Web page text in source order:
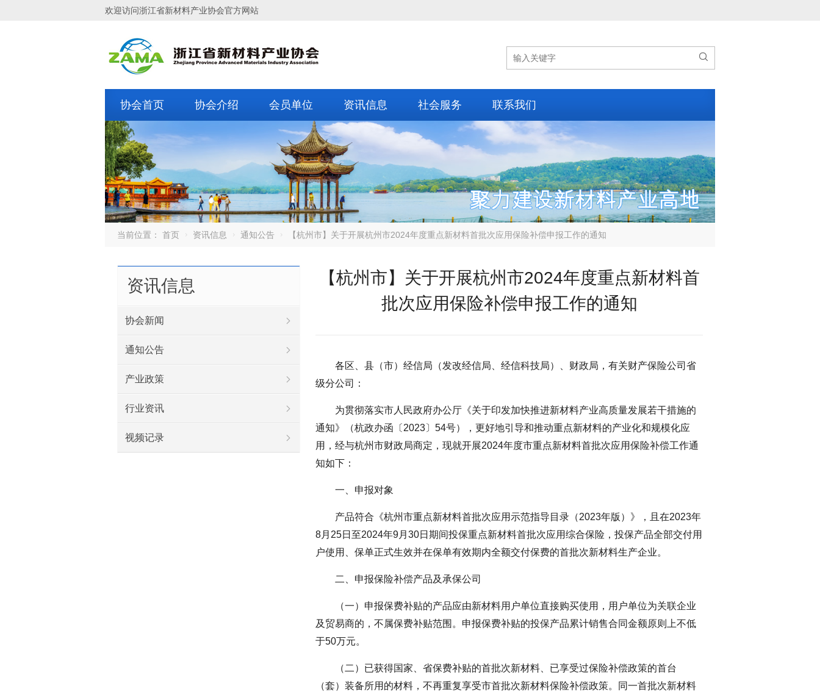
欢迎访问浙江省新材料产业协会官方网站

协会首页 协会介绍 会员单位 资讯信息 社会服务 联系我们
当前位置： 首页 资讯信息 通知公告 【杭州市】关于开展杭州市2024年度重点新材料首批次应用保险补偿申报工作的通知
【杭州市】关于开展杭州市2024年度重点新材料首
批次应用保险补偿申报工作的通知
各区、县（市）经信局（发改经信局、经信科技局）、财政局，有关财产保险公司省
级分公司：
为贯彻落实市人民政府办公厅《关于印发加快推进新材料产业高质量发展若干措施的
通知》（杭政办函〔2023〕54号），更好地引导和推动重点新材料的产业化和规模化应
用，经与杭州市财政局商定，现就开展2024年度市重点新材料首批次应用保险补偿工作通
知如下：
一、申报对象
产品符合《杭州市重点新材料首批次应用示范指导目录（2023年版）》，且在2023年
8月25日至2024年9月30日期间投保重点新材料首批次应用综合保险，投保产品全部交付用
户使用、保单正式生效并在保单有效期内全额交付保费的首批次新材料生产企业。
二、申报保险补偿产品及承保公司
（一）申报保费补贴的产品应由新材料用户单位直接购买使用，用户单位为关联企业
及贸易商的，不属保费补贴范围。申报保费补贴的投保产品累计销售合同金额原则上不低
于50万元。
（二）已获得国家、省保费补贴的首批次新材料、已享受过保险补偿政策的首台
（套）装备所用的材料，不再重复享受市首批次新材料保险补偿政策。同一首批次新材料
资讯信息
协会新闻
通知公告
产业政策
行业资讯
视频记录